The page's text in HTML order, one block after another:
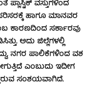
ಪ್ಲಾಸ್ಟಿಕ್ ವಸ್ತುಗಳಿಂದ
ಹಾಗೂ ಮಾನವರ
ಕಾರಣದಿಂದ ಸರ್ಕಾರವು
ಅದು ಜಿಲ್ಲೆಗಳಲ್ಲಿ
ನಗರ ಪಾಲಿಕೆಗಳಿಂದ ವಶ
ಎಂಬುದು ಇದೀಗ
ಸಂಶಯವಾಗಿದೆ.